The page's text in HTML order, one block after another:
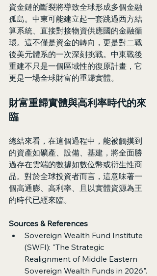
資金鏈的斷裂將導致全球形成多個金融
孤島。中東可能建立起一套跳過西方結
算系統、直接對接物資供應國的金融循
環。這不僅是資金的轉向，更是對二戰
後美元體系的一次深刻挑戰。中東戰後
重建不只是一個區域性的復原計畫，它
更是一場全球財富的重歸實體。
財富重歸實體與高利率時代的來
臨
總結來看，在這個過程中，能被觸摸到
的資產如礦產、設備、基建，將全面勝
過存在雲端的數據如數位幣或衍生性商
品。對於全球投資者而言，這意味著一
個高通膨、高利率、且以實體資源為王
的時代已經來臨。
Sources & References
Sovereign Wealth Fund Institute
(SWFI): "The Strategic
Realignment of Middle Eastern
Sovereign Wealth Funds in 2026".